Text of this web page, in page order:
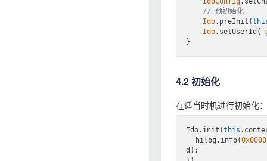
// 预初始化
Ido.preInit(
Ido.setUserId(
4.2 初始化
在适当时机进行初始化：
Ido.init(this
  hilog.info(
0x0000
d);